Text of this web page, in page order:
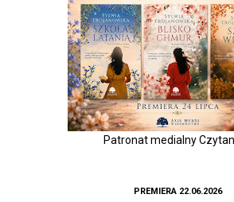
Patronat medialny
PREMIERA 22.06.2026